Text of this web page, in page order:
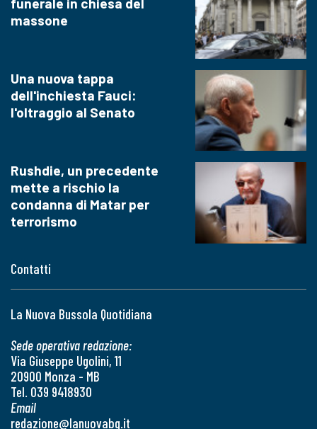
Contatti
La Nuova Bussola Quotidiana
Sede operativa redazione:
Via Giuseppe Ugolini, 11
20900 Monza - MB
Tel. 039 9418930
Email
redazione@lanuovabq.it
massone
Una nuova tappa
dell'inchiesta Fauci:
l'oltraggio al Senato
Rushdie, un precedente
mette a rischio la
condanna di Matar per
terrorismo